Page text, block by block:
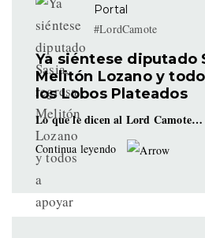
Portal
#LordCamote
Ya siéntese diputado
Melitón Lozano y
los Lobos Plateados
Lo que le dicen al Lord Camote…
Continua leyendo